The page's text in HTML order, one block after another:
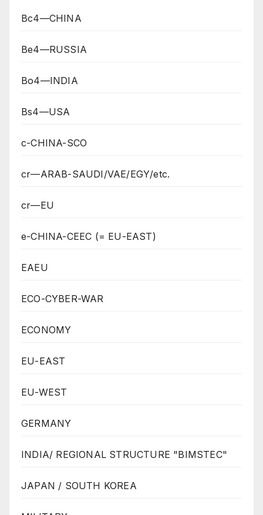
Bc4—CHINA
Be4—RUSSIA
Bo4—INDIA
Bs4—USA
c-CHINA-SCO
cr—ARAB-SAUDI/VAE/EGY/etc.
cr—EU
e-CHINA-CEEC (= EU-EAST)
EAEU
ECO-CYBER-WAR
ECONOMY
EU-EAST
EU-WEST
GERMANY
INDIA/ REGIONAL STRUCTURE "BIMSTEC"
JAPAN / SOUTH KOREA